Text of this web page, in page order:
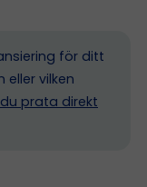
för ditt
eller vilken
prata direkt